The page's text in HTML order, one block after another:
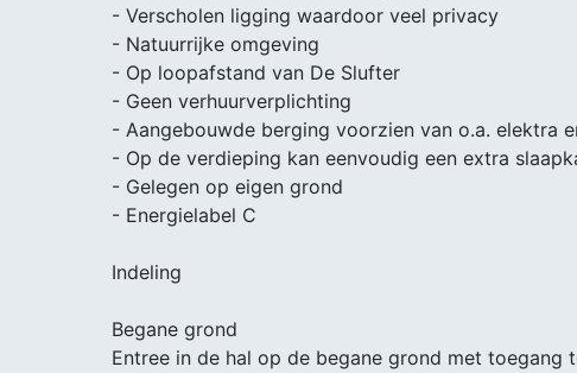
- Verscholen ligging waardoor veel privacy
- Natuurrijke omgeving
- Op loopafstand van De Slufter
- Geen verhuurverplichting
- Aangebouwde berging voorzien van o.a. elektra
- Op de verdieping kan eenvoudig een extra
- Gelegen op eigen grond
- Energielabel C
Indeling
Begane grond
Entree in de hal op de begane grond met